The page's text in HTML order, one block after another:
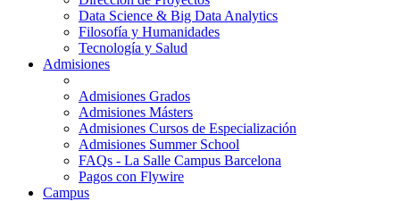
Data Science & Big Data Analytics
Filosofía y Humanidades
Tecnología y Salud
Admisiones
Admisiones Grados
Admisiones Másters
Admisiones Cursos de Especialización
Admisiones Summer School
FAQs - La Salle Campus Barcelona
Pagos con Flywire
Campus